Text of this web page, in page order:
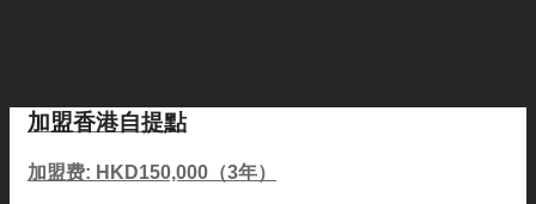
加盟香港自提點
加盟费: HKD150,000（3年）